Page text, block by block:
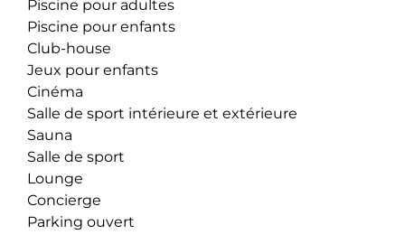
Piscine pour adultes
Piscine pour enfants
Club-house
Jeux pour enfants
Cinéma
Salle de sport intérieure et extérieure
Sauna
Salle de sport
Lounge
Concierge
Parking ouvert